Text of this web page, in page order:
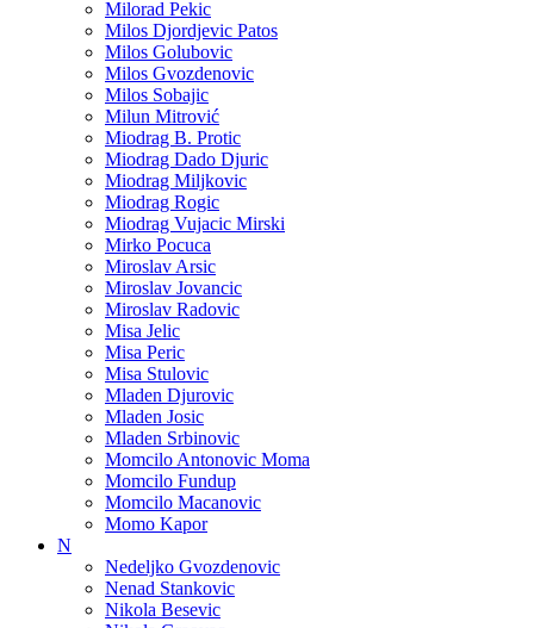
Milorad Pekic
Milos Djordjevic Patos
Milos Golubovic
Milos Gvozdenovic
Milos Sobajic
Milun Mitrović
Miodrag B. Protic
Miodrag Dado Djuric
Miodrag Miljkovic
Miodrag Rogic
Miodrag Vujacic Mirski
Mirko Pocuca
Miroslav Arsic
Miroslav Jovancic
Miroslav Radovic
Misa Jelic
Misa Peric
Misa Stulovic
Mladen Djurovic
Mladen Josic
Mladen Srbinovic
Momcilo Antonovic Moma
Momcilo Fundup
Momcilo Macanovic
Momo Kapor
N
Nedeljko Gvozdenovic
Nenad Stankovic
Nikola Besevic